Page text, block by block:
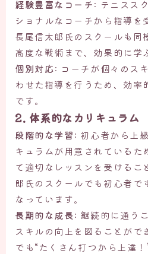
経験豊富なコーチ: テニスス
ショナルなコーチから指導を
長尾信太郎氏のスクールも同
高度な戦術まで、効果的に学
個別対応: コーチが個々のス
わせた指導を行うため、効率
です。
2. 体系的なカリキュラム
段階的な学習: 初心者から上
キュラムが用意されているた
て適切なレッスンを受けるこ
郎氏のスクールでも初心者で
なっています。
長期的な成長: 継続的に通う
スキルの向上を図ることがで
でも“たくさん打つから上達